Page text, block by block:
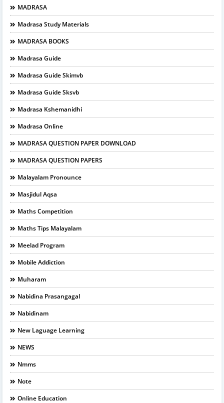
MADRASA
Madrasa Study Materials
MADRASA BOOKS
Madrasa Guide
Madrasa Guide Skimvb
Madrasa Guide Sksvb
Madrasa Kshemanidhi
Madrasa Online
MADRASA QUESTION PAPER DOWNLOAD
MADRASA QUESTION PAPERS
Malayalam Pronounce
Masjidul Aqsa
Maths Competition
Maths Tips Malayalam
Meelad Program
Mobile Addiction
Muharam
Nabidina Prasangagal
Nabidinam
New Laguage Learning
NEWS
Nmms
Note
Online Education